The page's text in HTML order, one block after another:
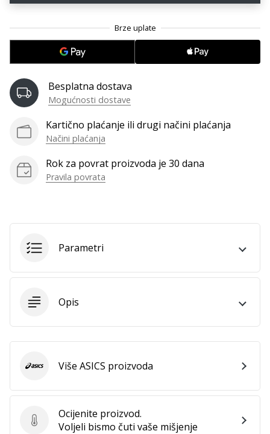
•
Postani
ambasadorom
našeg
brenda
za
odbojku
Obožavaš
odbojku
nas?
Pridruži
kao
ambasador.
Prikaži
članke
Besplatna dostava
Mogućnosti dostave
Kartično plaćanje ili drugi načini plaćanja
Načini plaćanja
Rok za povrat proizvoda je 30 dana
Pravila povrata
Parametri
Opis
Ocijenite proizvod.
Ocijenite proizvod.
Voljeli bismo čuti vaše mišjenje
ASICS Više ASICS proizvoda